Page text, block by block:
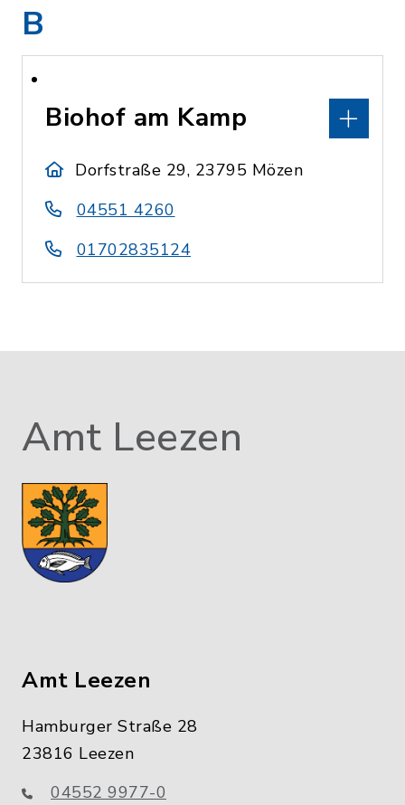
B
Biohof am Kamp
Dorfstraße 29, 23795 Mözen
04551 4260
01702835124
Amt Leezen
Amt Leezen
Hamburger Straße 28
23816 Leezen
04552 9977-0